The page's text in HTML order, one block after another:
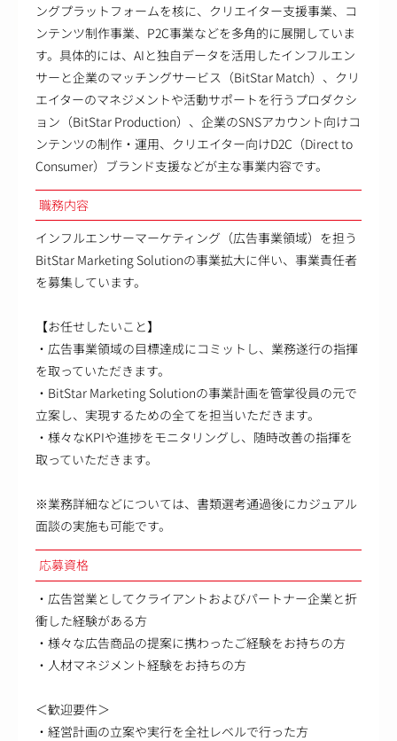
ングプラットフォームを核に、クリエイター支援事業、コ
ンテンツ制作事業、P2C事業などを多角的に展開していま
す。具体的には、AIと独自データを活用したインフルエン
サーと企業のマッチングサービス（BitStar Match）、クリ
エイターのマネジメントや活動サポートを行うプロダクシ
ョン（BitStar Production）、企業のSNSアカウント向けコ
ンテンツの制作・運用、クリエイター向けD2C（Direct to
Consumer）ブランド支援などが主な事業内容です。
職務内容
インフルエンサーマーケティング（広告事業領域）を担う
BitStar Marketing Solutionの事業拡大に伴い、事業責任者
を募集しています。
【お任せしたいこと】
・広告事業領域の目標達成にコミットし、業務遂行の指揮
を取っていただきます。
・BitStar Marketing Solutionの事業計画を管掌役員の元で
立案し、実現するための全てを担当いただきます。
・様々なKPIや進捗をモニタリングし、随時改善の指揮を
取っていただきます。
※業務詳細などについては、書類選考通過後にカジュアル
面談の実施も可能です。
応募資格
・広告営業としてクライアントおよびパートナー企業と折
衝した経験がある方
・様々な広告商品の提案に携わったご経験をお持ちの方
・人材マネジメント経験をお持ちの方
＜歓迎要件＞
・経営計画の立案や実行を全社レベルで行った方